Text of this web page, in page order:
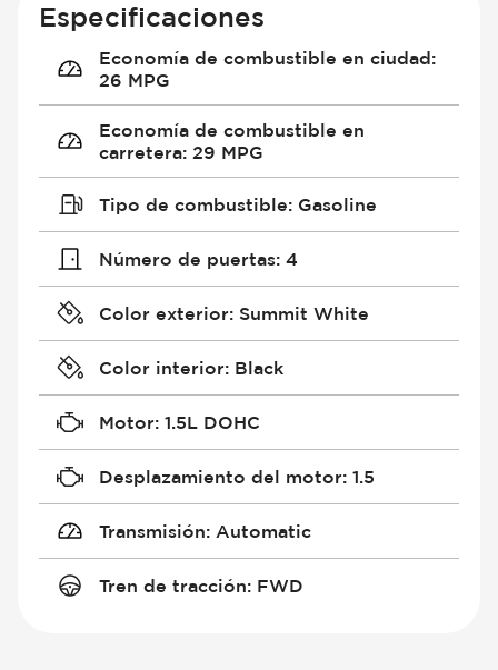
Especificaciones
Economía de combustible en ciudad:
26 MPG
Economía de combustible en
carretera: 29 MPG
Tipo de combustible: Gasoline
Número de puertas: 4
Color exterior: Summit White
Color interior: Black
Motor: 1.5L DOHC
Desplazamiento del motor: 1.5
Transmisión: Automatic
Tren de tracción: FWD